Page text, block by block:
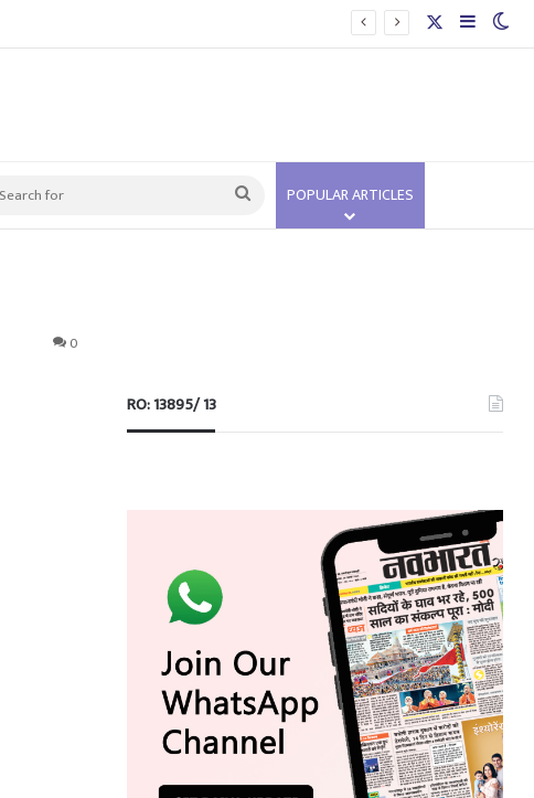
Sidebar
Search
for
POPULAR ARTICLES
0
RO: 13895/ 13